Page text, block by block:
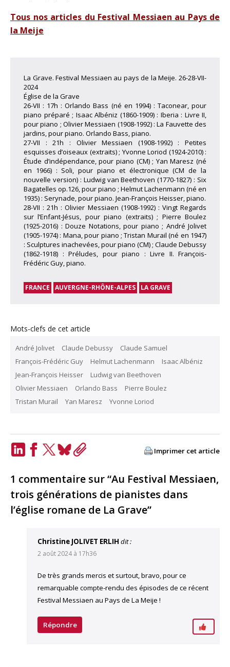
Tous nos articles du Festival Messiaen au Pays de
la Meije
La Grave. Festival Messiaen au pays de la Meije. 26-28-VII-
2024
Église de la Grave
26-VII : 17h : Orlando Bass (né en 1994) : Taconear, pour
piano préparé ; Isaac Albéniz (1860-1909) : Iberia : Livre II,
pour piano ; Olivier Messiaen (1908-1992) : La Fauvette des
jardins, pour piano. Orlando Bass, piano.
27-VII : 21h : Olivier Messiaen (1908-1992) : Petites
esquisses d’oiseaux (extraits) ; Yvonne Loriod (1924-2010) :
Étude d’indépendance, pour piano (CM) ; Yan Maresz (né
en 1966) : Soli, pour piano et électronique (CM de la
nouvelle version) : Ludwig van Beethoven (1770-1827) : Six
Bagatelles op.126, pour piano ; Helmut Lachenmann (né en
1935) : Serynade, pour piano. Jean-François Heisser, piano.
28-VII : 21h : Olivier Messiaen (1908-1992) : Vingt Regards
sur l’Enfant-Jésus, pour piano (extraits) ; Pierre Boulez
(1925-2016) : Douze Notations, pour piano ; André Jolivet
(1905-1974) : Mana, pour piano ; Tristan Murail (né en 1947)
: Sculptures inachevées, pour piano (CM) ; Claude Debussy
(1862-1918) : Préludes, pour piano : Livre II. François-
Frédéric Guy, piano.
FRANCE AUVERGNE-RHÔNE-ALPES LA GRAVE
Mots-clefs de cet article
André Jolivet Claude Debussy
Claude Samuel
François-Frédéric Guy
Helmut Lachenmann
Isaac Albéniz
Jean-François Heisser
Ludwig van Beethoven
Olivier Messiaen
Orlando Bass
Pierre Boulez
Tristan Murail
Yan Maresz Yvonne Loriod
Link
Imprimer cet article
1 commentaire sur “Au Festival Messiaen,
trois générations de pianistes dans
l’église romane de La Grave”
Christine JOLIVET ERLIH dit :
2 août 2024 à 17h36
De très grands mercis et surtout, bravo, pour ce
remarquable compte-rendu des épisodes de ce récent
Festival Messiaen au Pays de La Meije !
Répondre